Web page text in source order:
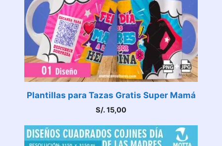
Plantillas para Tazas Gratis Super Mamá
S/.15,00